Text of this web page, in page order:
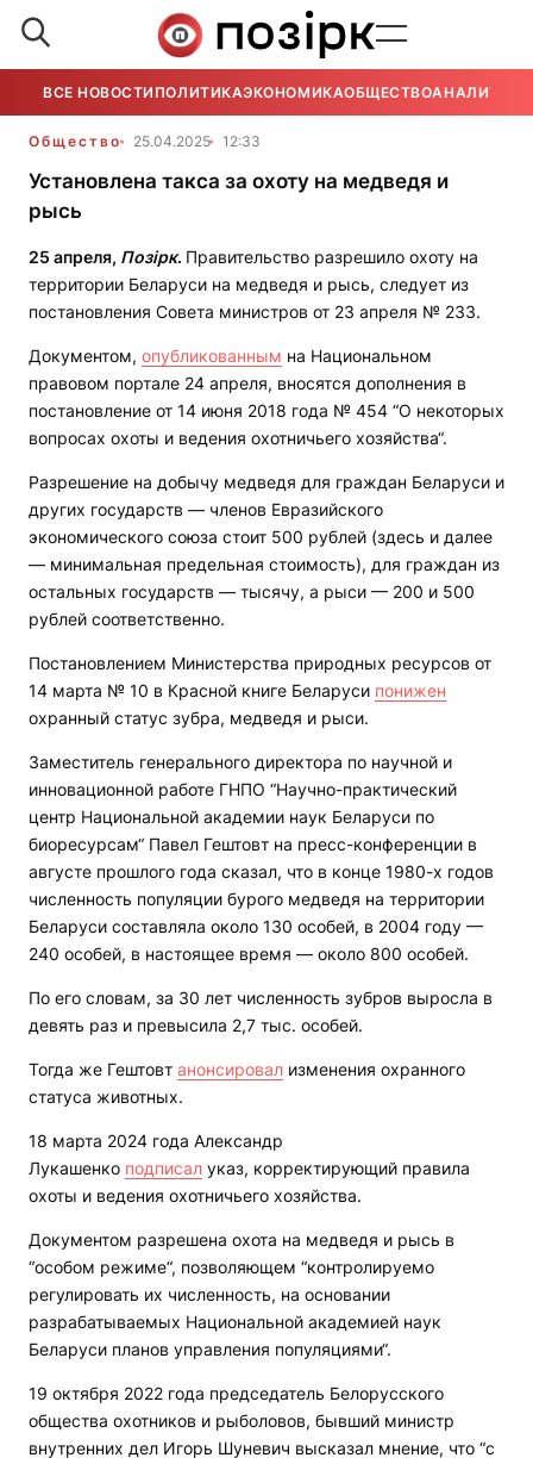
ВСЕ НОВОСТИ ПОЛИТИКАЭКОНОМИКАОБЩЕСТВОАНАЛИТИКА
Общество 25.04.2025 12:33
Установлена такса за охоту на медведя и
рысь
25 апреля, Позірк. Правительство разрешило охоту на
территории Беларуси на медведя и рысь, следует из
постановления Совета министров от 23 апреля № 233.
Документом, опубликованным на Национальном
правовом портале 24 апреля, вносятся дополнения в
постановление от 14 июня 2018 года № 454 “О некоторых
вопросах охоты и ведения охотничьего хозяйства“.
Разрешение на добычу медведя для граждан Беларуси и
других государств — членов Евразийского
экономического союза стоит 500 рублей (здесь и далее
— минимальная предельная стоимость), для граждан из
остальных государств — тысячу, а рыси — 200 и 500
рублей соответственно.
Постановлением Министерства природных ресурсов от
14 марта № 10 в Красной книге Беларуси понижен
охранный статус зубра, медведя и рыси.
Заместитель генерального директора по научной и
инновационной работе ГНПО “Научно-практический
центр Национальной академии наук Беларуси по
биоресурсам“ Павел Гештовт на пресс-конференции в
августе прошлого года сказал, что в конце 1980-х годов
численность популяции бурого медведя на территории
Беларуси составляла около 130 особей, в 2004 году —
240 особей, в настоящее время — около 800 особей.
По его словам, за 30 лет численность зубров выросла в
девять раз и превысила 2,7 тыс. особей.
Тогда же Гештовт анонсировал изменения охранного
статуса животных.
18 марта 2024 года Александр
Лукашенко подписал указ, корректирующий правила
охоты и ведения охотничьего хозяйства.
Документом разрешена охота на медведя и рысь в
“особом режиме“, позволяющем “контролируемо
регулировать их численность, на основании
разрабатываемых Национальной академией наук
Беларуси планов управления популяциями“.
19 октября 2022 года председатель Белорусского
общества охотников и рыболовов, бывший министр
внутренних дел Игорь Шуневич высказал мнение, что “с